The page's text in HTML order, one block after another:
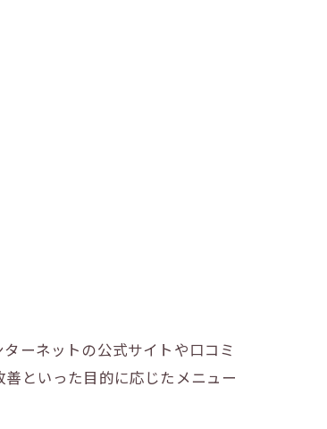
ーネットの公式サイトや口コミ
といった目的に応じたメニュー